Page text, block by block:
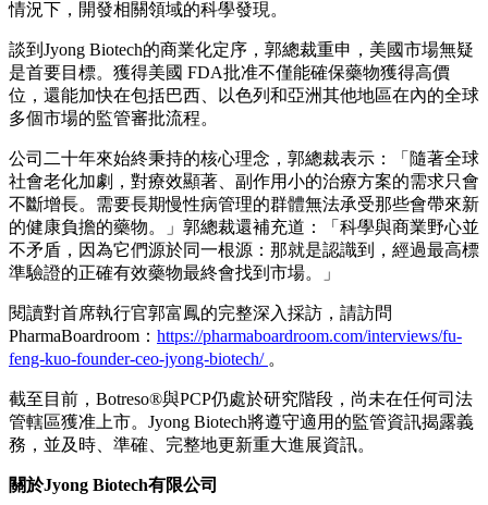
情況下，開發相關領域的科學發現。
談到Jyong Biotech的商業化定序，郭總裁重申，美國市場無疑
是首要目標。獲得美國 FDA批准不僅能確保藥物獲得高價
位，還能加快在包括巴西、以色列和亞洲其他地區在內的全球
多個市場的監管審批流程。
公司二十年來始終秉持的核心理念，郭總裁表示：「隨著全球
社會老化加劇，對療效顯著、副作用小的治療方案的需求只會
不斷增長。需要長期慢性病管理的群體無法承受那些會帶來新
的健康負擔的藥物。」郭總裁還補充道：
「 科學與商業野心並
不矛盾，因為它們源於同一根源：那就是認識到，經過最高標
準驗證的正確有效藥物最終會找到市場。
」
閱讀對首席執行官郭富鳳的完整深入採訪，請訪問
PharmaBoardroom： https://pharmaboardroom.com/interviews/fu-
feng-kuo-founder-ceo-jyong-biotech/ 。
截至目前，Botreso®與PCP仍處於研究階段，尚未在任何司法
管轄區獲准上市。Jyong Biotech將遵守適用的監管資訊揭露義
務，並及時、準確、完整地更新重大進展資訊。
關於Jyong Biotech有限公司